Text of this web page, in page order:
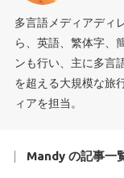
多言語メディアディ
ら、英語、繁体字、
ンも行い、主に多言
を超える大規模な旅
ィアを担当。
Mandy の記事一